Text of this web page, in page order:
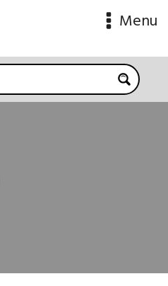
Menu